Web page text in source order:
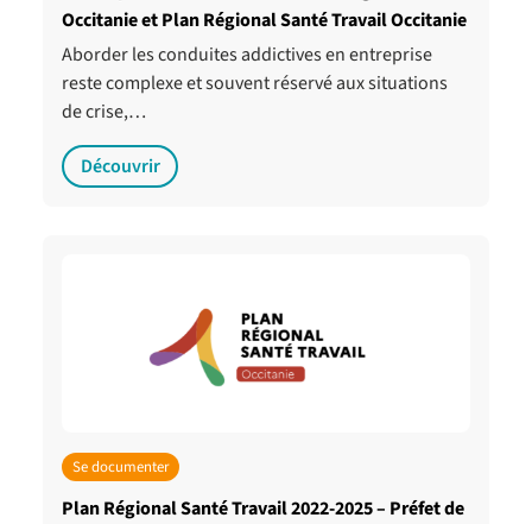
Occitanie et Plan Régional Santé Travail Occitanie
Aborder les conduites addictives en entreprise
reste complexe et souvent réservé aux situations
de crise,…
Découvrir
Se documenter
Plan Régional Santé Travail 2022-2025 – Préfet de